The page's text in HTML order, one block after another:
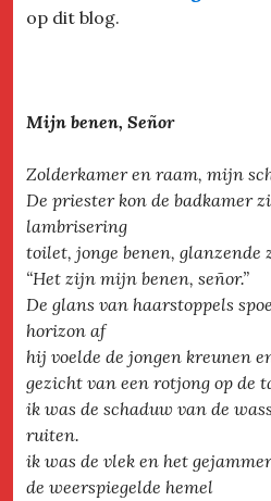
op dit blog.
Mijn benen, Señor
Zolderkamer en raam, mijn
De priester kon de badkamer
lambrisering
toilet, jonge benen, glanzende
“Het zijn mijn benen, señor.”
De glans van haarstoppels
horizon af
hij voelde de jongen kreunen
gezicht van een rotjong op de
ik was de schaduw van de
ruiten.
ik was de vlek en het
de weerspiegelde hemel